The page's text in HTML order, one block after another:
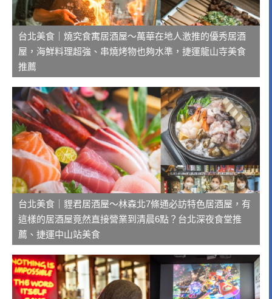
台北美食｜燒究食寓居酒屋～萬華在地人激推的優秀居酒
屋，海鮮料理超強、串燒烤物也夠水準，捷運龍山寺美食
推薦
台北美食｜貍君居酒屋～林森北7條通必訪特色居酒屋，有
這樣的居酒屋竟然直接營業到清晨6點？台北深夜食堂推
薦、捷運中山站美食